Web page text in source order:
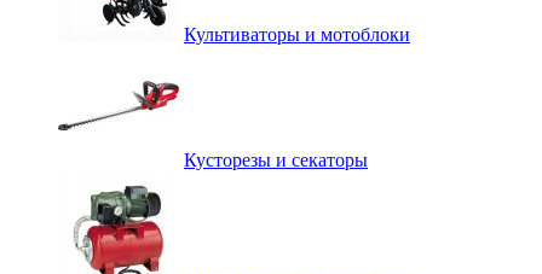
Культиваторы и мотоблоки
Кусторезы и секаторы